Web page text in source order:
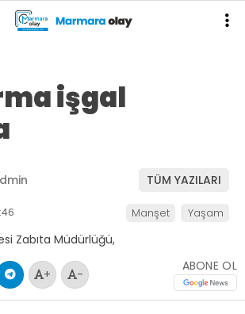
işgal
TÜM YAZILARI
Manşet Yaşam
+ -
ABONE OL